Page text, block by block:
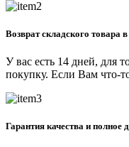
Возврат складского товара
У вас есть 14 дней, для
покупку. Если Вам что-
Гарантия качества и полное